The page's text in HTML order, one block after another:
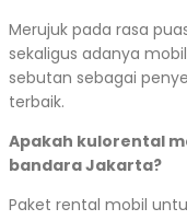
Merujuk pada rasa
sekaligus adanya
sebutan sebagai
terbaik.
Apakah kulorental
bandara Jakarta?
Paket rental mobil